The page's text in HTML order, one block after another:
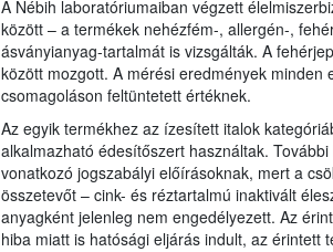
A Nébih laboratóriumaiban végzett
között – a termékek nehézfém-, allergén-,
ásványianyag-tartalmát is vizsgálták. A
között mozgott. A mérési eredmények
csomagoláson feltüntetett értéknek.
Az egyik termékhez az ízesített italok
alkalmazható édesítőszert használtak.
vonatkozó jogszabályi előírásoknak, mert a
összetevőt – cink- és réztartalmú inaktivált
anyagként jelenleg nem engedélyezett. Az
hiba miatt is hatósági eljárás indult, az érintett